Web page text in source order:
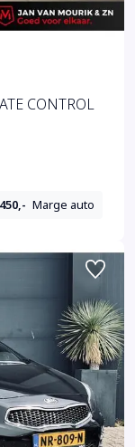
CONTROL
Marge auto